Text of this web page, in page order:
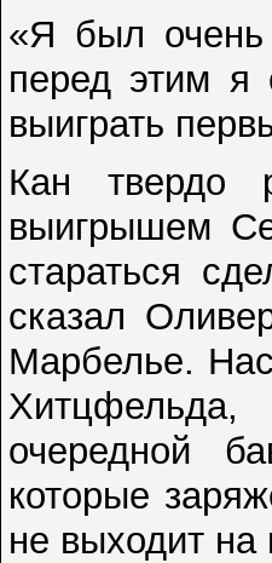
«Я был очень
перед этим я
выиграть
Кан твердо
выигрышем
стараться
сказал
Марбелье.
очередной
которые
не выходит